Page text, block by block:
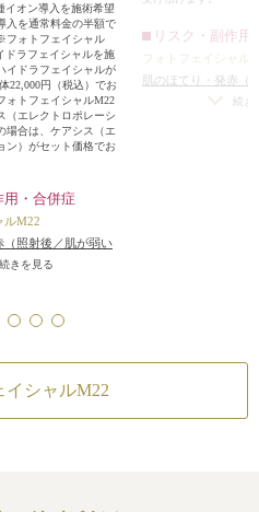
イオン導入を施術希望
入を通常料金の半額で
フォトフェイシャル
ドラフェイシャルを施
イドラフェイシャルが
22,000円（税込）でお
ォトフェイシャルM22
（エレクトロポレーシ
場合は、ケアシス（エ
ン）がセット価格でお
用・合併症
ルM22
（照射後／肌が弱い
続きを見る
リスク・副作用
フォトフェイシャル
肌のほてり・発赤（
方・敏感肌の方）続き
イシャルM22